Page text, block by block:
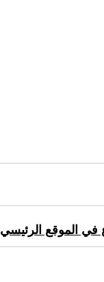
في الموقع الرئيسي